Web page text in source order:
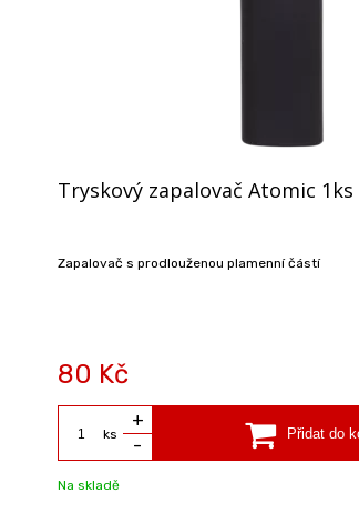
Tryskový zapalovač Atomic 1ks
Zapalovač s prodlouženou plamenní částí
80 Kč
ks
+
-
Na skladě